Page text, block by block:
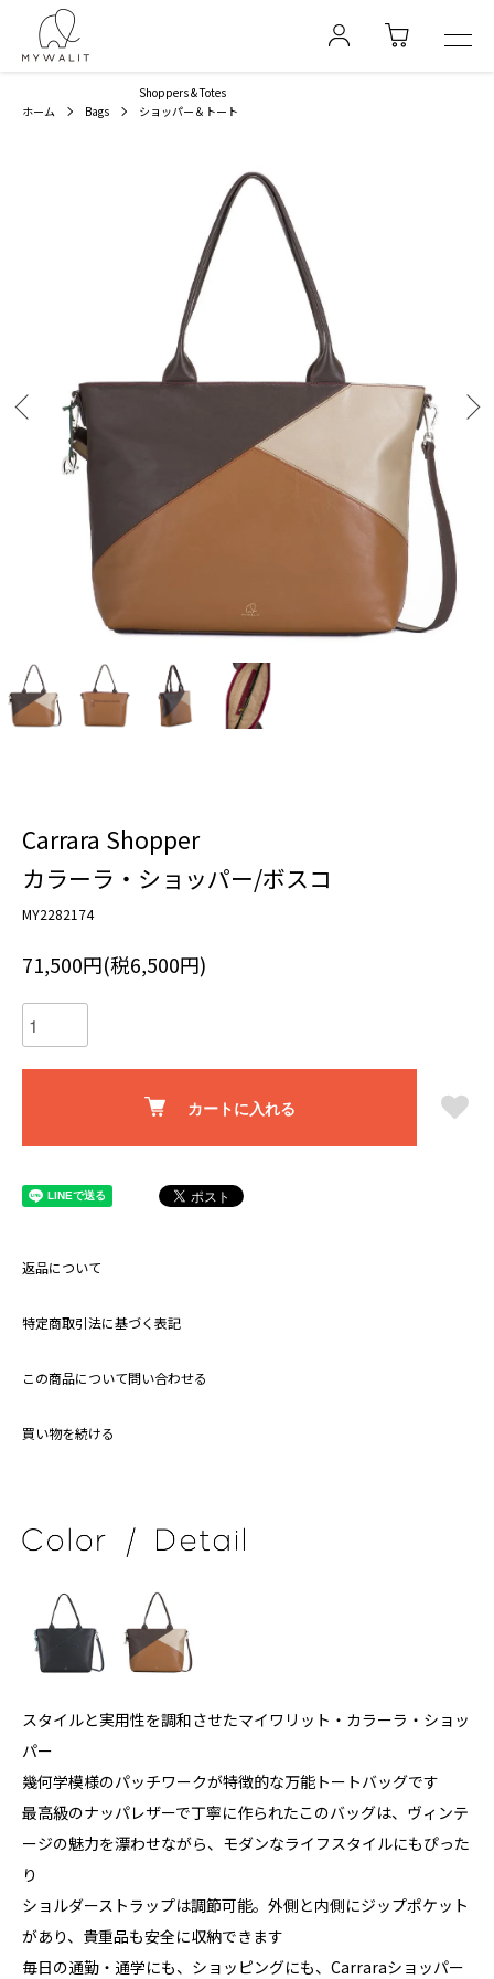
ホーム Bags
Shoppers & Totes
ショッパー＆トート
Carrara Shopper
カラーラ・ショッパー/ボスコ
MY2282174
71,500円(税6,500円)
カートに入れる
返品について
特定商取引法に基づく表記
この商品について問い合わせる
買い物を続ける
スタイルと実用性を調和させたマイワリット・カラーラ・ショッ
パー
幾何学模様のパッチワークが特徴的な万能トートバッグです
最高級のナッパレザーで丁寧に作られたこのバッグは、ヴィンテ
ージの魅力を漂わせながら、モダンなライフスタイルにもぴった
り
ショルダーストラップは調節可能。外側と内側にジップポケット
があり、貴重品も安全に収納できます
毎日の通勤・通学にも、ショッピングにも、Carraraショッパー